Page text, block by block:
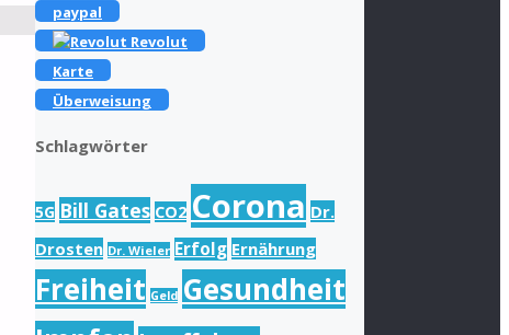
paypal
Revolut
Karte
Überweisung
Schlagwörter
5G Bill Gates CO2 Corona Dr.
Drosten Dr. Wieler Erfolg Ernährung
Freiheit Geld Gesundheit